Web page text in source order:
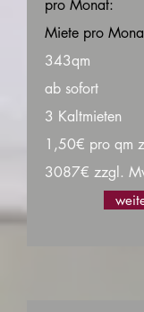
pro Monat:
Miete pro
343qm
ab sofort
3 Kaltmieten
1,50€ pro qm
3087€ zzgl.